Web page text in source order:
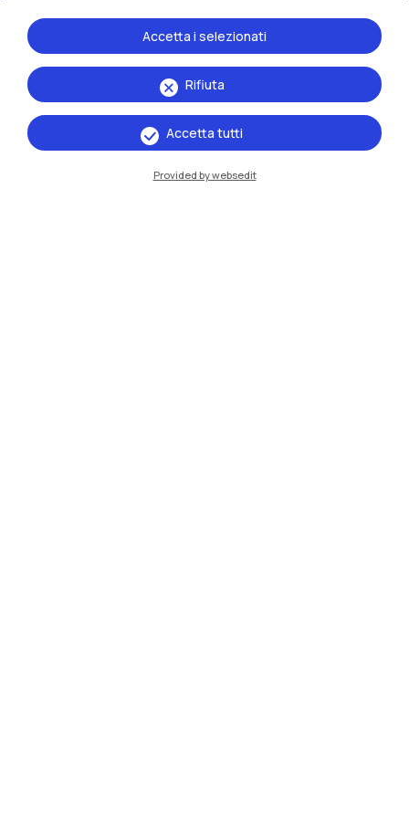
Rifiuta
Accetta i selezionati
Accetta tutti
Provided by websedit